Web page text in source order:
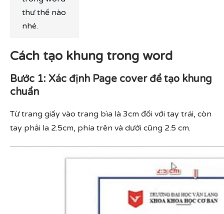
thư thế nào
nhé.
Cách tạo khung trong word
Bước 1: Xác định Page cover để tạo khung
chuẩn
Từ trang giấy vào trang bìa là 3cm đối với tay trái, còn
tay phải la 2.5cm, phía trên và dưới cũng 2.5 cm.